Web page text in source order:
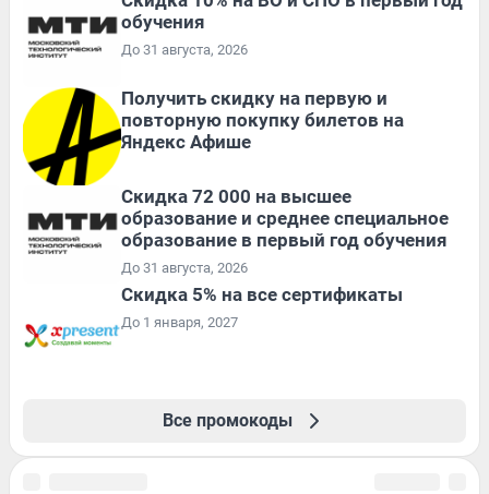
обучения
До 31 августа, 2026
Получить скидку на первую и
повторную покупку билетов на
Яндекс Афише
Скидка 72 000 на высшее
образование и среднее специальное
образование в первый год обучения
До 31 августа, 2026
Скидка 5% на все сертификаты
До 1 января, 2027
Все промокоды